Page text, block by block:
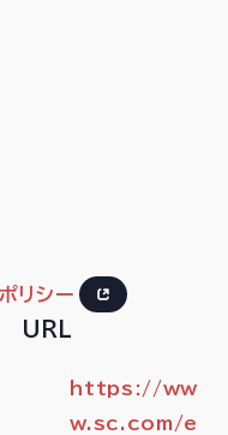
リシー
URL
https://ww
w.sc.com/e